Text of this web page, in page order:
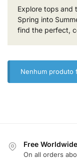
Explore tops and
Spring into
find the perfect,
Nenhum produto
Free
On all orders